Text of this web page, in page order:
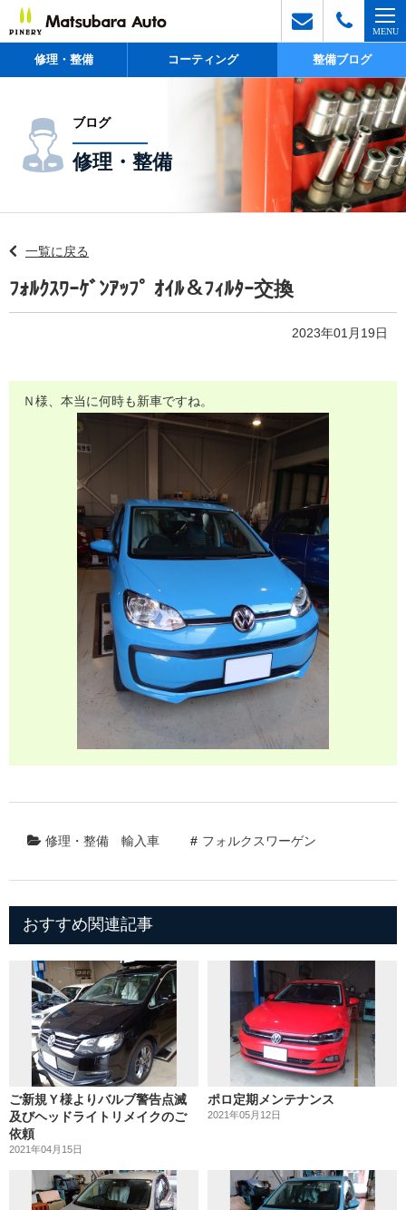
修理・整備 コーティング 整備ブログ
ブログ
修理・整備
一覧に戻る
ﾌｫﾙｸｽﾜｰｹﾞﾝｱｯﾌﾟ ｵｲﾙ＆ﾌｨﾙﾀｰ交換
2023年01月19日
Ｎ様、本当に何時も新車ですね。
修理・整備 輸入車 フォルクスワーゲン
おすすめ関連記事
ご新規Ｙ様よりバルブ警告点滅
及びヘッドライトリメイクのご
依頼
2021年04月15日
ポロ定期メンテナンス
2021年05月12日